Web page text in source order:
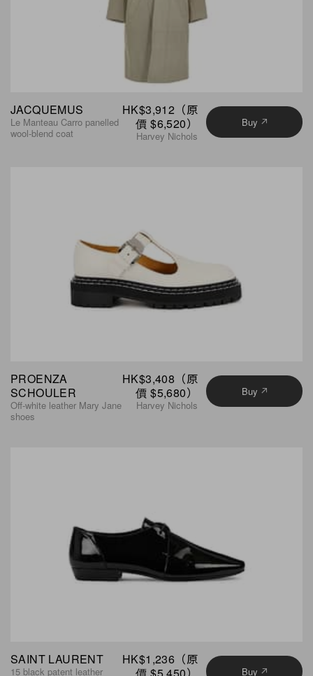
JACQUEMUS
Le Manteau Carro panelled
wool-blend coat
HK$3,912（原
價 $6,520）
Harvey Nichols
Buy
PROENZA
SCHOULER
Off-white leather Mary Jane
shoes
HK$3,408（原
價 $5,680）
Harvey Nichols
Buy
SAINT LAURENT
15 black patent leather
HK$1,236（原
價 $5,450）
Buy